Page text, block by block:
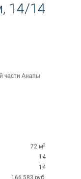
14/14
части Анапы
72 м2
14
14
166 583 руб.